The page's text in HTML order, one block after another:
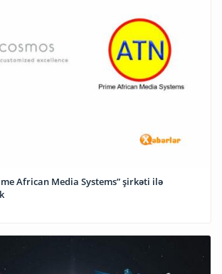
African Media Systems” şirkəti ilə